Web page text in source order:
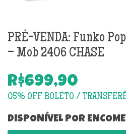
PRÉ-VENDA: Funko
– Mob 2406 CHASE
R$699,90
DISPONÍVEL POR